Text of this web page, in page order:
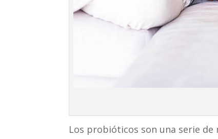
Los probióticos son una serie